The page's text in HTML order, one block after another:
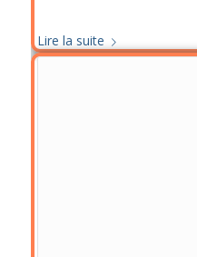
Lire la suite